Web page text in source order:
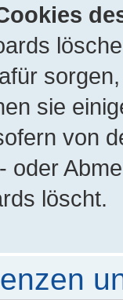
sie
von
oder
löscht.